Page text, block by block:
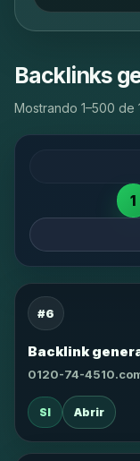
Backlinks
Mostrando 1–500 de
1
#6
Backlink
0120-74-
SI Abrir